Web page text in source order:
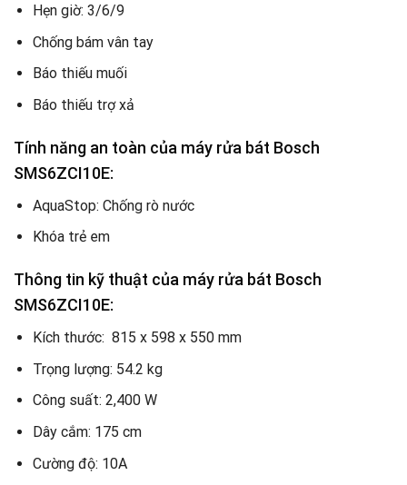
Hẹn giờ: 3/6/9
Chống bám vân tay
Báo thiếu muối
Báo thiếu trợ xả
Tính năng an toàn của máy rửa bát Bosch
SMS6ZCI10E:
AquaStop: Chống rò nước
Khóa trẻ em
Thông tin kỹ thuật của máy rửa bát Bosch
SMS6ZCI10E:
Kích thước: 815 x 598 x 550 mm
Trọng lượng: 54.2 kg
Công suất: 2,400 W
Dây cắm: 175 cm
Cường độ: 10A